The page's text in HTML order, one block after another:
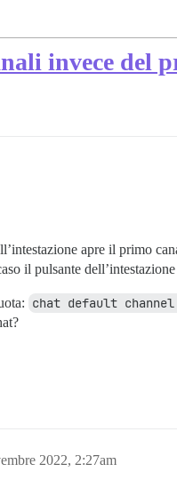
invece del
apre il primo
il pulsante
chat default
2022, 2:27am